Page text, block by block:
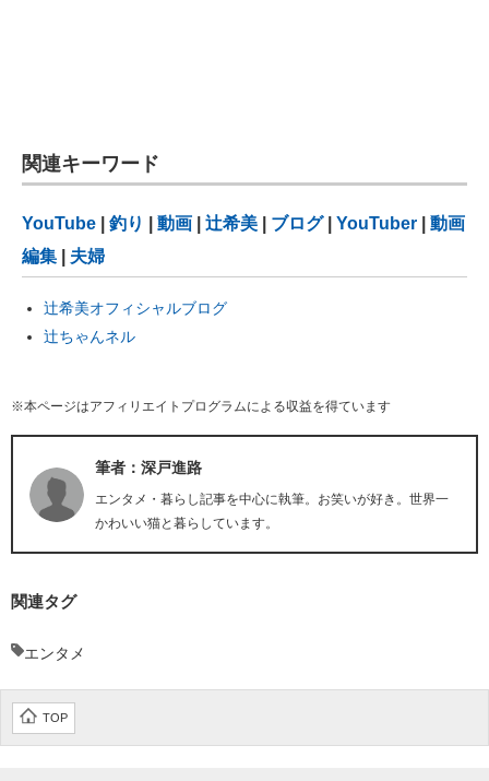
関連キーワード
YouTube 釣り 動画 辻希美 ブログ| YouTuber
動画
編集
夫婦
辻希美オフィシャルブログ
辻ちゃんネル
※本ページはアフィリエイトプログラムによる収益を得ています
筆者：深戸進路
エンタメ・暮らし記事を中心に執筆。お笑いが好き。世界一
かわいい猫と暮らしています。
関連タグ
エンタメ
TOP